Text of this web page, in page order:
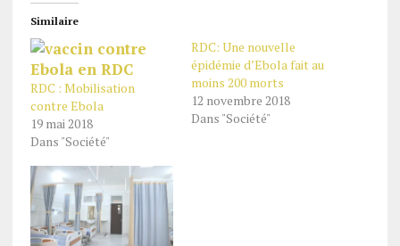
Similaire
RDC : Mobilisation
contre Ebola
19 mai 2018
Dans "Société"
RDC: Une nouvelle
épidémie d’Ebola fait au
moins 200 morts
12 novembre 2018
Dans "Société"